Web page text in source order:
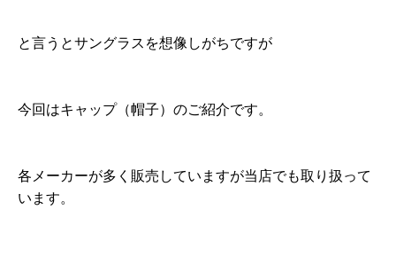
と言うとサングラスを想像しがちですが
今回はキャップ（帽子）のご紹介です。
各メーカーが多く販売していますが当店でも取り扱って
います。